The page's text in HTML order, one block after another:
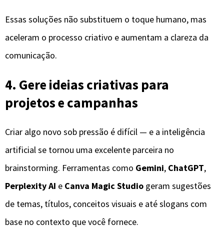
Essas soluções não substituem o toque humano, mas
aceleram o processo criativo e aumentam a clareza da
comunicação.
4. Gere ideias criativas para
projetos e campanhas
Criar algo novo sob pressão é difícil — e a inteligência
artificial se tornou uma excelente parceira no
brainstorming. Ferramentas como Gemini, ChatGPT,
Perplexity AI e Canva Magic Studio geram sugestões
de temas, títulos, conceitos visuais e até slogans com
base no contexto que você fornece.